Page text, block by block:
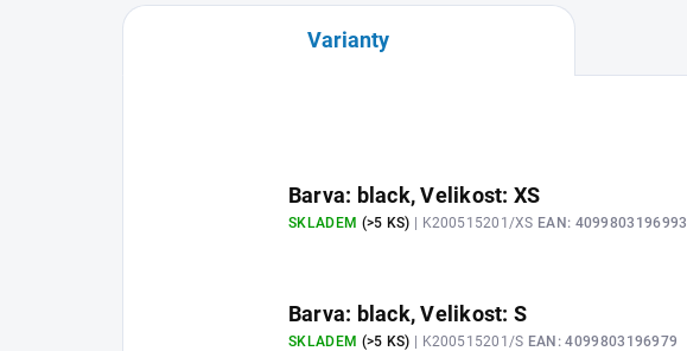
Varianty
Barva: black, Velikost: XS
SKLADEM (>5 KS) | K200515201/XS EAN: 4099803196993
Barva: black, Velikost: S
SKLADEM (>5 KS) | K200515201/S EAN: 4099803196979